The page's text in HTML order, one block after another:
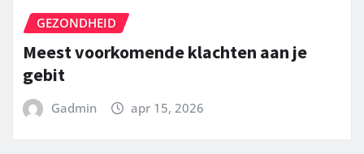
GEZONDHEID
Meest voorkomende klachten aan je
gebit
Gadmin apr 15, 2026